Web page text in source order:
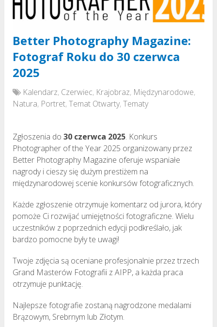
Better Photography Magazine:
Fotograf Roku do 30 czerwca
2025
Kalendarz, Czerwiec, Krajobraz, Międzynarodowe,
Natura, Portret,Temat Otwarty,Tematy
Zgłoszenia do30 czerwca 2025. Konkurs
Photographer of the Year 2025 organizowany przez
Better Photography Magazine oferuje wspaniałe
nagrody i cieszy się dużym prestiżem na
międzynarodowej scenie konkursów fotograficznych.
Każde zgłoszenie otrzymuje komentarz od jurora, który
pomoże Ci rozwijać umiejętności fotograficzne. Wielu
uczestników z poprzednich edycji podkreślało, jak
bardzo pomocne były te uwagi!
Twoje zdjęcia są oceniane profesjonalnie przez trzech
Grand Masterów Fotografii z AIPP, a każda praca
otrzymuje punktację.
Najlepsze fotografie zostaną nagrodzone medalami
Brązowym, Srebrnym lub Złotym.